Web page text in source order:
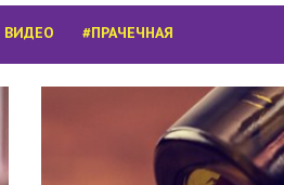
ВИДЕО #ПРАЧЕЧНАЯ